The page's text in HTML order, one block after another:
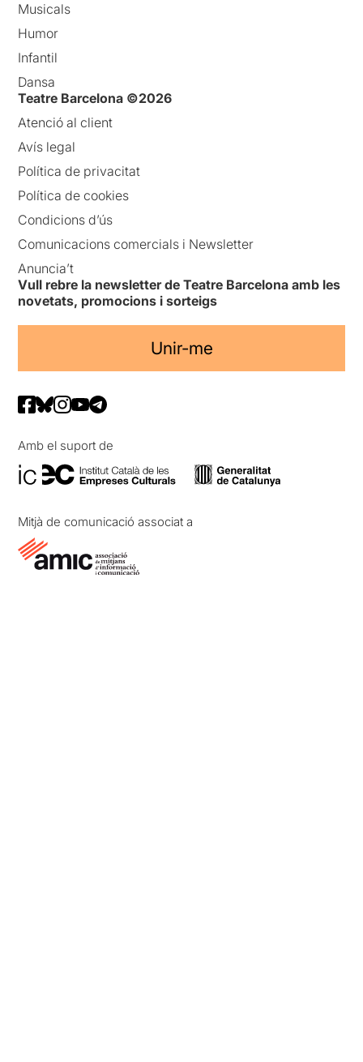
Musicals
Humor
Infantil
Dansa
Teatre Barcelona ©2026
Atenció al client
Avís legal
Política de privacitat
Política de cookies
Condicions d’ús
Comunicacions comercials i Newsletter
Anuncia’t
Vull rebre la newsletter de Teatre Barcelona amb les
novetats, promocions i sorteigs
Unir-me
Amb el suport de
Mitjà de comunicació associat a